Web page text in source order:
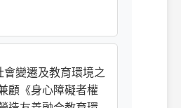
會變遷及教育環境之
顧《身心障礙者權